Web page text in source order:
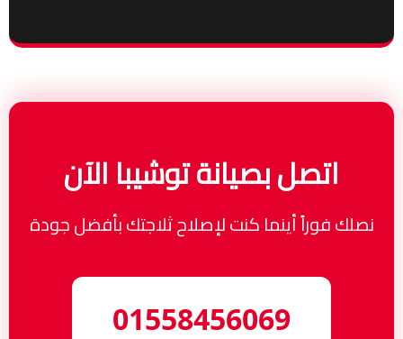
اتصل بصيانة توشيبا الآن
نصلك فوراً أينما كنت لإصلاح ثلاجتك بأفضل جودة
01558456069